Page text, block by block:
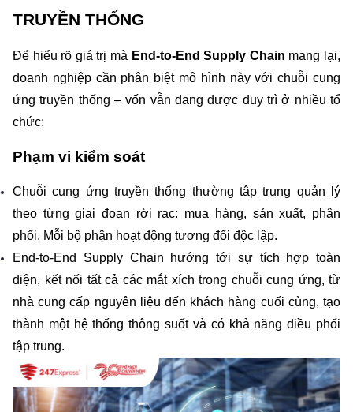
TRUYỀN THỐNG
Để hiểu rõ giá trị mà End-to-End Supply Chain mang lại,
doanh nghiệp cần phân biệt mô hình này với chuỗi cung
ứng truyền thống – vốn vẫn đang được duy trì ở nhiều tổ
chức:
Phạm vi kiểm soát
Chuỗi cung ứng truyền thống thường tập trung quản lý
theo từng giai đoạn rời rạc: mua hàng, sản xuất, phân
phối. Mỗi bộ phận hoạt động tương đối độc lập.
End-to-End Supply Chain hướng tới sự tích hợp toàn
diện, kết nối tất cả các mắt xích trong chuỗi cung ứng, từ
nhà cung cấp nguyên liệu đến khách hàng cuối cùng, tạo
thành một hệ thống thông suốt và có khả năng điều phối
tập trung.